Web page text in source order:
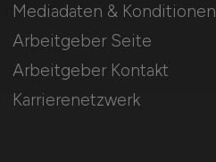
Mediadaten & Konditionen
Arbeitgeber Seite
Arbeitgeber Kontakt
Karrierenetzwerk